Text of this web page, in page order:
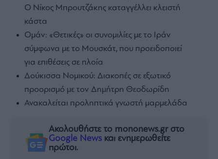
Ο Νίκος Μπρουτζάκης καταγγέλλει κλειστή
κάστα
Ομάν: «Θετικές» οι συνομιλίες με το Ιράν
σύμφωνα με το Μουσκάτ, που προειδοποιεί
για επιθέσεις σε πλοία
Δούκισσα Νομικού: Διακοπές σε εξωτικό
προορισμό με τον Δημήτρη Θεοδωρίδη
Ανακαλείται προληπτικά γνωστή μαρμελάδα
Ακολουθήστε το mononews.gr στο
Google News και ενημερωθείτε
πρώτοι.